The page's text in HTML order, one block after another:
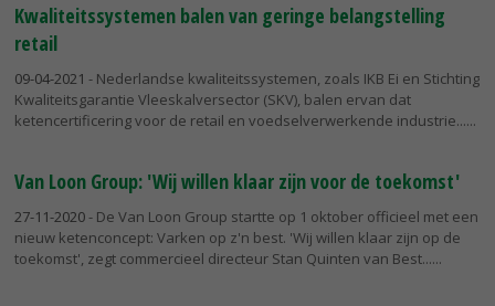
Kwaliteitssystemen balen van geringe belangstelling
retail
09-04-2021 - Nederlandse kwaliteitssystemen, zoals IKB Ei en Stichting
Kwaliteitsgarantie Vleeskalversector (SKV), balen ervan dat
ketencertificering voor de retail en voedselverwerkende industrie...
Van Loon Group: 'Wij willen klaar zijn voor de toekomst'
27-11-2020- De Van Loon Group startte op 1 oktober officieel met een
nieuw ketenconcept: Varken op z'n best. 'Wij willen klaar zijn op de
toekomst', zegt commercieel directeur Stan Quinten van Best...